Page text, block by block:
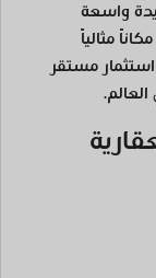
واسعة
مثالياً
مستقر